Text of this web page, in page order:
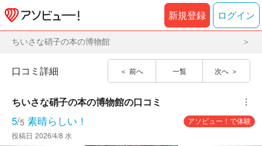
新規登録 ログイン
ちいさな硝子の本の博物館
前へ 一覧 次へ
口コミ詳細
ちいさな硝子の本の博物館の口コミ ︙
5/5 素晴らしい！
アソビュー！で体験
投稿日 2026/4/8 水